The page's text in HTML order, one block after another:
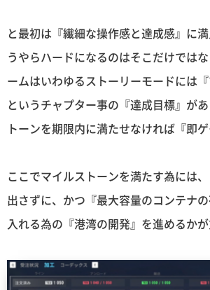
と最初は『繊細な操作感と達成感』に
うやらハードになるのはそこだけでは
ームはいわゆるストーリーモードには『
というチャプター事の『達成目標』が
トーンを期限内に満たせなければ『即ゲ
ここでマイルストーンを満たす為には
出さずに、かつ『最大容量のコンテナ
入れる為の『港湾の開発』を進めるか